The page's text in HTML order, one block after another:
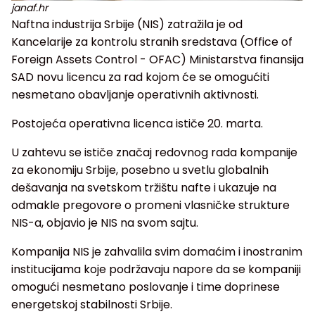
janaf.hr
Naftna industrija Srbije (NIS) zatražila je od
Kancelarije za kontrolu stranih sredstava (Office of
Foreign Assets Control - OFAC) Ministarstva finansija
SAD novu licencu za rad kojom će se omogućiti
nesmetano obavljanje operativnih aktivnosti.
Postojeća operativna licenca ističe 20. marta.
U zahtevu se ističe značaj redovnog rada kompanije
za ekonomiju Srbije, posebno u svetlu globalnih
dešavanja na svetskom tržištu nafte i ukazuje na
odmakle pregovore o promeni vlasničke strukture
NIS-a, objavio je NIS na svom sajtu.
Kompanija NIS je zahvalila svim domaćim i inostranim
institucijama koje podržavaju napore da se kompaniji
omogući nesmetano poslovanje i time doprinese
energetskoj stabilnosti Srbije.